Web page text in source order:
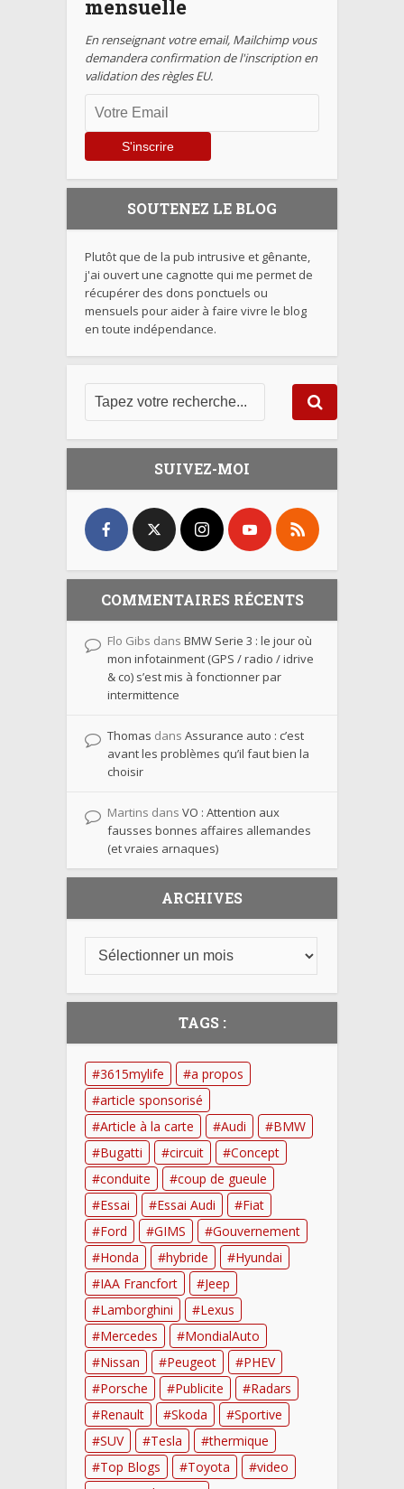
mensuelle
En renseignant votre email, Mailchimp vous
demandera confirmation de l'inscription en
validation des règles EU.
SOUTENEZ LE BLOG
Plutôt que de la pub intrusive et gênante,
j'ai ouvert une cagnotte qui me permet de
récupérer des dons ponctuels ou
mensuels pour aider à faire vivre le blog
en toute indépendance.
SUIVEZ-MOI
COMMENTAIRES RÉCENTS
Flo Gibs dans BMW Serie 3 : le jour où
mon infotainment (GPS / radio / idrive
& co) s’est mis à fonctionner par
intermittence
Thomas dans Assurance auto : c’est
avant les problèmes qu’il faut bien la
choisir
Martins dans VO : Attention aux
fausses bonnes affaires allemandes
(et vraies arnaques)
ARCHIVES
TAGS :
3615mylife
a propos
article sponsorisé
Article à la carte
Audi
BMW
Bugatti
circuit
Concept
conduite
coup de gueule
Essai
Essai Audi
Fiat
Ford
GIMS
Gouvernement
Honda
hybride
Hyundai
IAA Francfort
Jeep
Lamborghini
Lexus
Mercedes
MondialAuto
Nissan
Peugeot
PHEV
Porsche
Publicite
Radars
Renault
Skoda
Sportive
SUV
Tesla
thermique
Top Blogs
Toyota
video